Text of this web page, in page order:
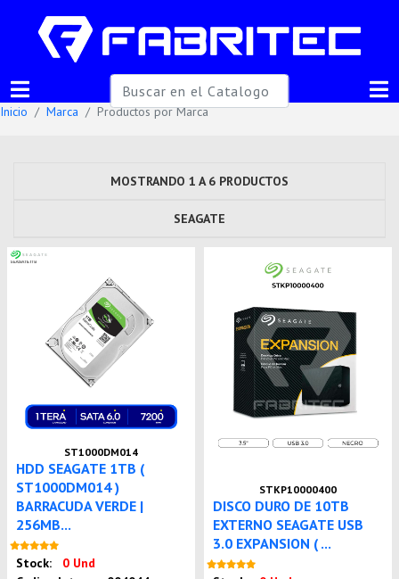
Inicio Marca Productos por Marca
MOSTRANDO 1 A 6 PRODUCTOS
SEAGATE
ST1000DM014
HDD SEAGATE 1TB (
ST1000DM014 )
BARRACUDA VERDE |
256MB...
Stock:
0 Und
STKP10000400
DISCO DURO DE 10TB
EXTERNO SEAGATE USB
3.0 EXPANSION ( ...